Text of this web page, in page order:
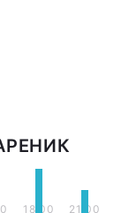
18:00 21:00